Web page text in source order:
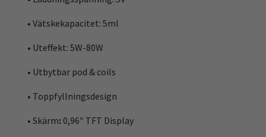
• Vätskekapacitet: 5ml
• Uteffekt: 5W-80W
• Utbytbar pod & coils
• Toppfyllningsdesign
• Skärm: 0,96″ TFT Display